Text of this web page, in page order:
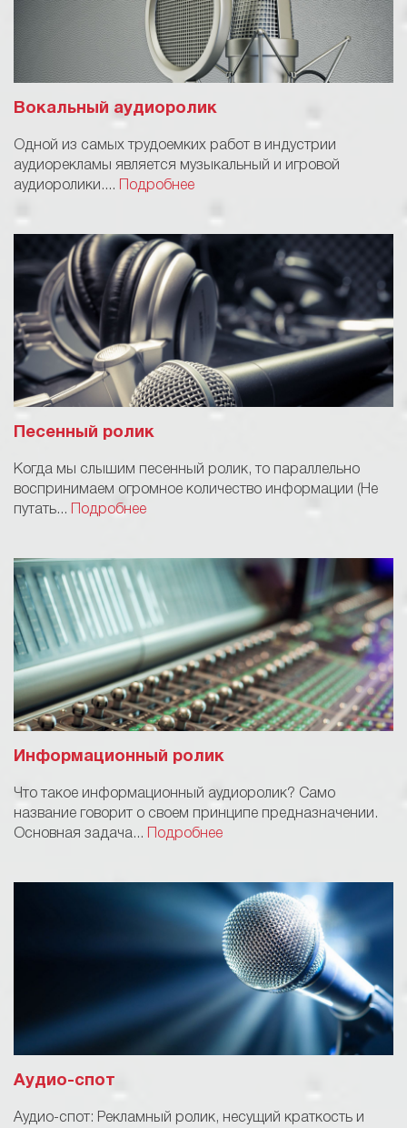
Вокальный аудиоролик
Одной из самых трудоемких работ в индустрии
аудиорекламы является музыкальный и игровой
аудиоролики....
Подробнее
Песенный ролик
Когда мы слышим песенный ролик, то параллельно
воспринимаем огромное количество информации (Не
путать...
Подробнее
Информационный ролик
Что такое информационный аудиоролик? Само
название говорит о своем принципе предназначении.
Основная задача...
Подробнее
Аудио-спот
Аудио-спот: Рекламный ролик, несущий краткость и